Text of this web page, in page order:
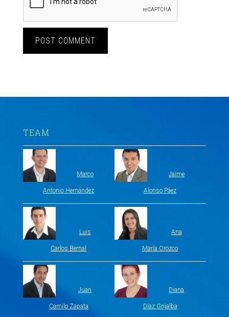
TEAM
Marco
Antonio Hernández
Jaime
Alonso Páez
Luis
Carlos Bernal
Ana
María Orozco
Juan
Camilo Zapata
Diana
Díaz Grijalba